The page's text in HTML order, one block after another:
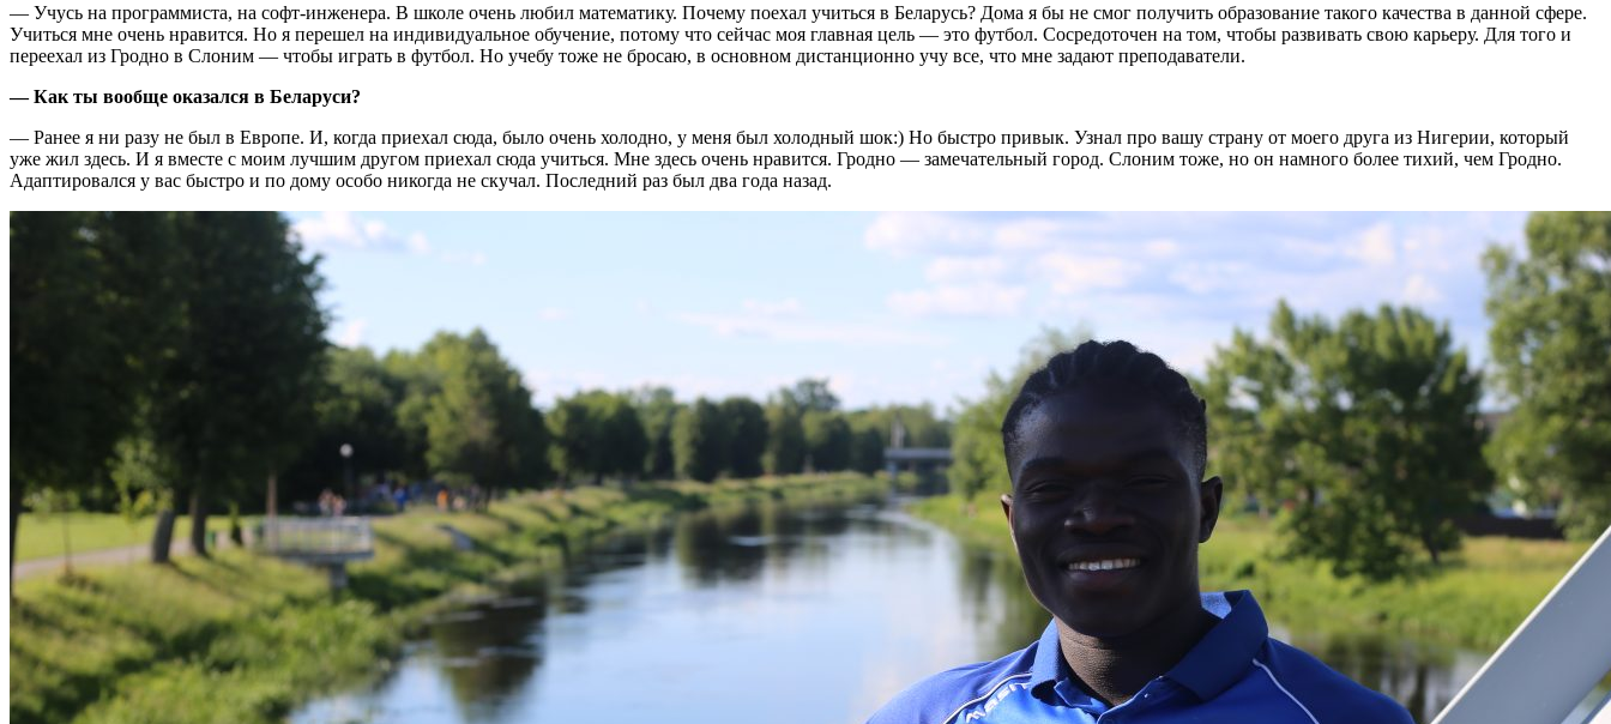
— Учусь на программиста, на софт-инженера. В школе очень любил математику. Почему поехал учиться в Беларусь? Дома я бы не смог получить образование такого качества в данной сфере.
Учиться мне очень нравится. Но я перешел на индивидуальное обучение, потому что сейчас моя главная цель — это футбол. Сосредоточен на том, чтобы развивать свою карьеру. Для того и
переехал из Гродно в Слоним — чтобы играть в футбол. Но учебу тоже не бросаю, в основном дистанционно учу все, что мне задают преподаватели.
— Как ты вообще оказался в Беларуси?
— Ранее я ни разу не был в Европе. И, когда приехал сюда, было очень холодно, у меня был холодный шок:) Но быстро привык. Узнал про вашу страну от моего друга из Нигерии, который
уже жил здесь. И я вместе с моим лучшим другом приехал сюда учиться. Мне здесь очень нравится. Гродно — замечательный город. Слоним тоже, но он намного более тихий, чем Гродно.
Адаптировался у вас быстро и по дому особо никогда не скучал. Последний раз был два года назад.